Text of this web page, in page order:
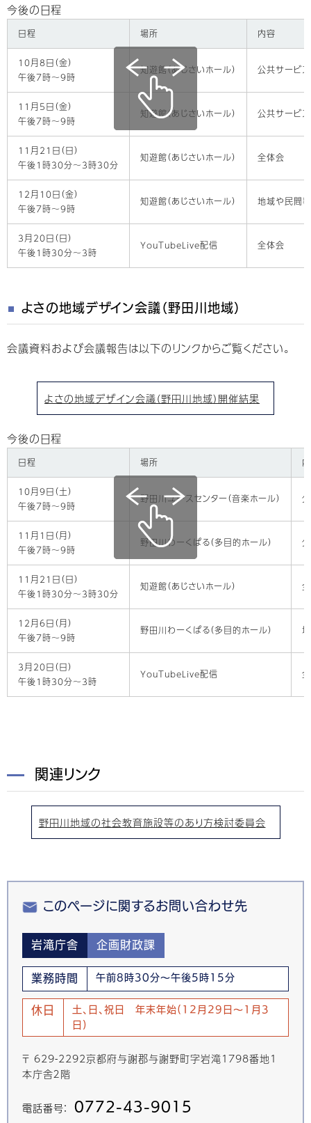
今後の日程
日程 場所 内容
10月8日（金）
午後7時～9時
知遊館（あじさいホール） 公共サービ
11月5日（金）
午後7時～9時
知遊館（あじさいホール） 公共サービ
11月21日（日）
午後1時30分～3時30分
知遊館（あじさいホール） 全体会
12月10日（金）
午後7時～9時
知遊館（あじさいホール） 地域や民間
3月20日（日）
午後1時30分～3時
YouTubeLive配信 全体会
よさの地域デザイン会議（野田川地域）
会議資料および会議報告は以下のリンクからご覧ください。
よさの地域デザイン会議（野田川地域）開催結果
今後の日程
日程 場所
10月9日（土）
午後7時～9時
野田川ユースセンター（音楽ホール）
11月1日（月）
午後7時～9時
野田川わーくぱる（多目的ホール）
11月21日（日）
午後1時30分～3時30分
知遊館（あじさいホール）
12月6日（月）
午後7時～9時
野田川わーくぱる（多目的ホール）
3月20日（日）
午後1時30分～3時
YouTubeLive配信
関連リンク
野田川地域の社会教育施設等のあり方検討委員会
このページに関するお問い合わせ先
岩滝庁舎 企画財政課
業務時間 午前8時30分～午後5時15分
休日
土、日、祝日 年末年始(12月29日～1月3
日)
〒 629-2292京都府与謝郡与謝野町字岩滝1798番地1
本庁舎２階
電話番号： 0772-43-9015